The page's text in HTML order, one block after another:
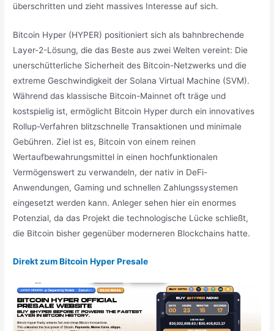
überschritten und zieht massives Interesse auf sich.
Bitcoin Hyper (HYPER) positioniert sich als bahnbrechende
Layer-2-Lösung, die das Beste aus zwei Welten vereint: Die
unerschütterliche Sicherheit des Bitcoin-Netzwerks und die
extreme Geschwindigkeit der Solana Virtual Machine (SVM).
Während das klassische Bitcoin-Mainnet oft träge und
kostspielig ist, ermöglicht Bitcoin Hyper durch ein innovatives
Rollup-Verfahren blitzschnelle Transaktionen und minimale
Gebühren. Ziel ist es, Bitcoin von einem reinen
Wertaufbewahrungsmittel in einen hochfunktionalen
Vermögenswert zu verwandeln, der nativ in DeFi-
Anwendungen, Gaming und schnellen Zahlungssystemen
eingesetzt werden kann. Anleger sehen hier ein enormes
Potenzial, da das Projekt die technologische Lücke schließt,
die Bitcoin bisher gegenüber moderneren Blockchains hatte.
Direkt zum Bitcoin Hyper Presale